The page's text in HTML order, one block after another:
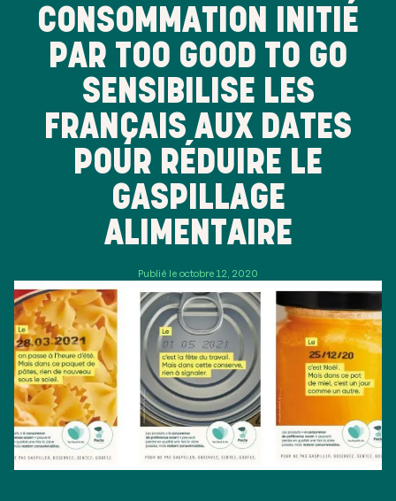
CONSOMMATION INITIÉ
PAR TOO GOOD TO GO
SENSIBILISE LES
FRANÇAIS AUX DATES
POUR RÉDUIRE LE
GASPILLAGE
ALIMENTAIRE
Publié le octobre 12, 2020